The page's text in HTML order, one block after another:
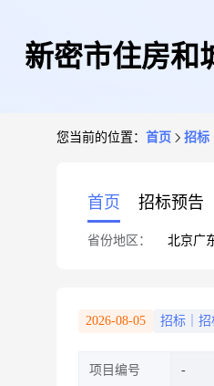
新密市住房和
您当前的位置： 首页 招标
首页 招标预告
省份地区： 北京广
2026-08-05 招标｜
项目编号